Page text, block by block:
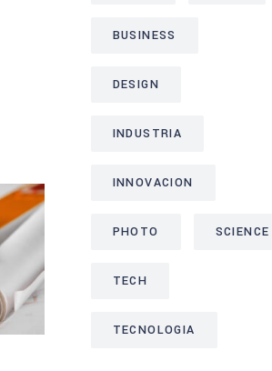
BUSINESS
DESIGN
INDUSTRIA
INNOVACION
PHOTO SCIENCE
TECH
TECNOLOGIA